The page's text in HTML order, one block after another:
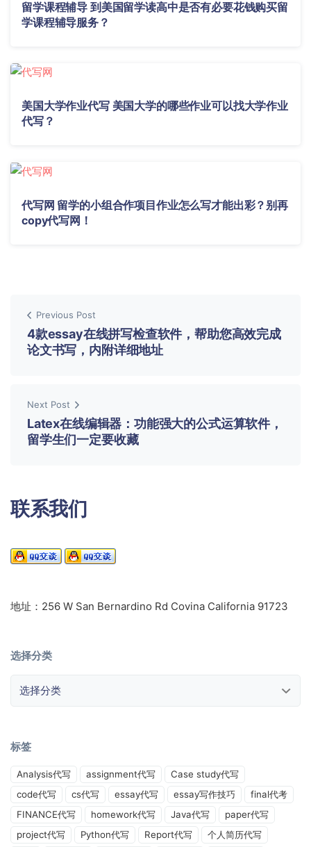
留学课程辅导 到美国留学读高中是否有必要花钱购买留
学课程辅导服务？
美国大学作业代写 美国大学的哪些作业可以找大学作业
代写？
代写网 留学的小组合作项目作业怎么写才能出彩？别再
copy代写网！
Previous Post
4款essay在线拼写检查软件，帮助您高效完成
论文书写，内附详细地址
Next Post
Latex在线编辑器：功能强大的公式运算软件，
留学生们一定要收藏
联系我们
地址：256 W San Bernardino Rd Covina California 91723
选择分类
标签
Analysis代写 assignment代写
Case study代写
code代写
cs代写 essay代写 essay写作技巧
final代考
FINANCE代写
homework代写 Java代写
paper代写
project代写
Python代写 Report代写
个人简历代写